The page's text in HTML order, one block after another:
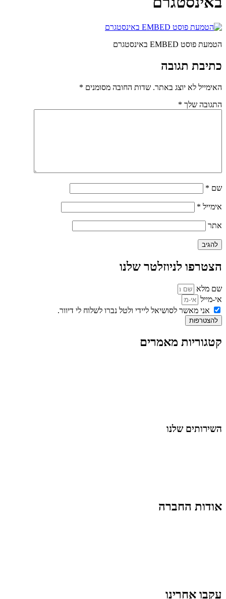
הטמעת פוסט EMBED באינסטגרם
כתיבת תגובה
האימייל לא יוצג באתר. שדות החובה מסומנים *
התגובה שלך *
שם *
אימייל *
אתר
הצטרפו לניוזלטר שלנו
שם מלא
אי-מייל
אני מאשר לסושיאל ליידי ולטל נברו לשלוח לי דיוור.
להצטרפות
קטגוריות מאמרים
השירותים שלנו
אודות החברה
עקבו אחרינו